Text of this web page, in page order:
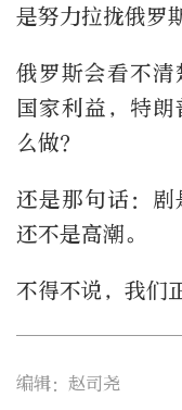
是努力拉拢俄
俄罗斯会看不清
国家利益，特
么做？
还是那句话：
还不是高潮。
不得不说，我们
编辑：赵司尧